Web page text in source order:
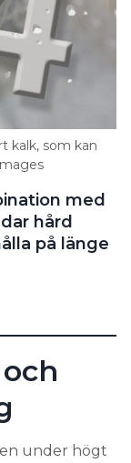
kalk, som kan
med
hård
på länge
under högt